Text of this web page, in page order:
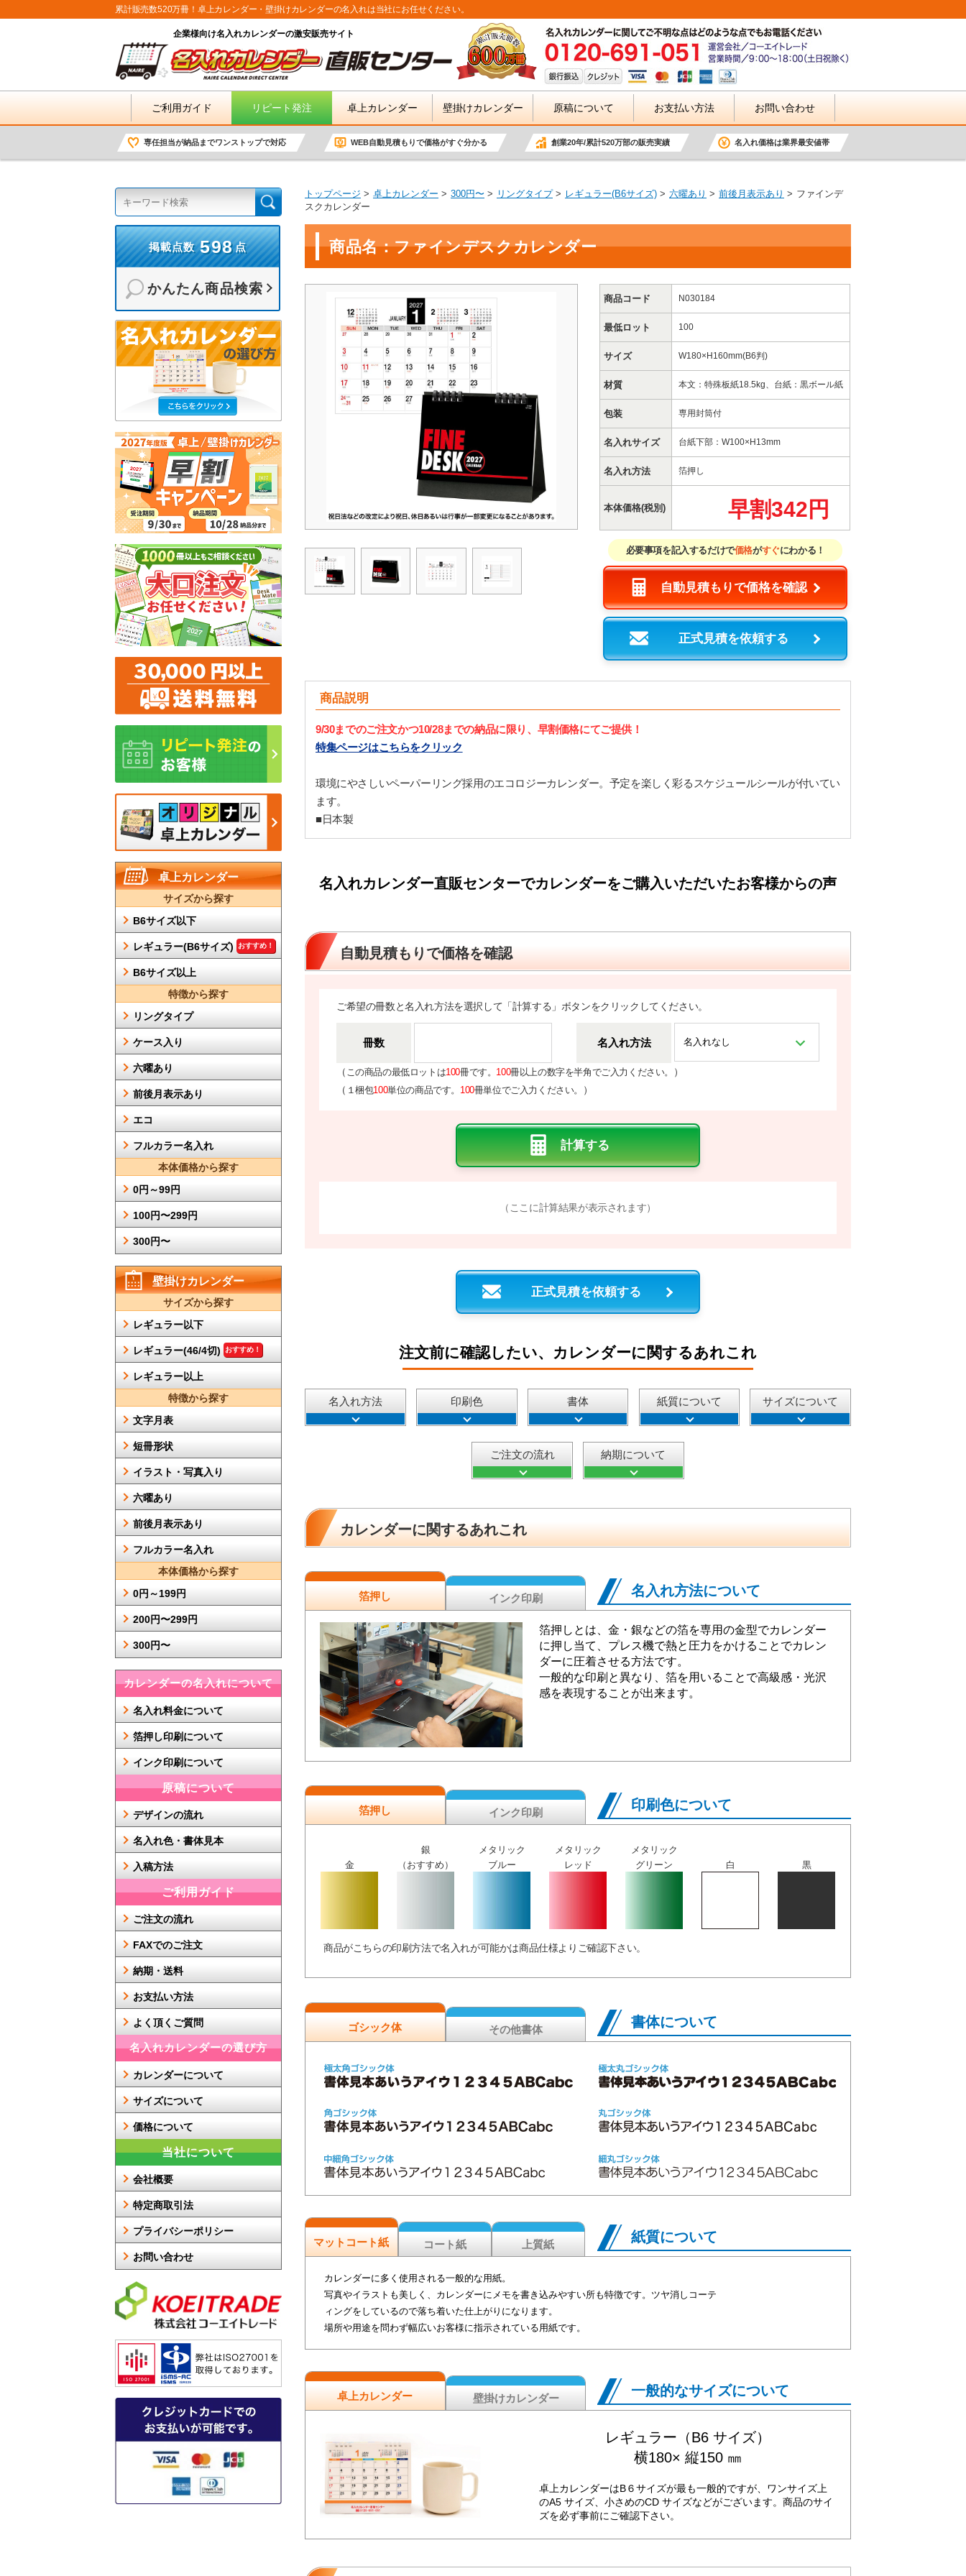
累計販売数520万冊！卓上カレンダー・壁掛けカレンダーの名入れは当社にお任せください。
企業様向け名入れカレンダーの激安販売サイト
ご利用ガイド リピート発注 卓上カレンダー 壁掛けカレンダー 原稿について お支払い方法 お問い合わせ
専任担当が納品までワンストップで対応 WEB自動見積もりで価格がすぐ分かる 創業20年/累計520万部の販売実績 名入れ価格は業界最安値帯
トップページ 卓上カレンダー 300円〜 リングタイプ レギュラー(B6サイズ) 六曜あり 前後月表示あり
ファインデ
スクカレンダー
商品名：ファインデスクカレンダー
商品コード N030184
最低ロット 100
サイズ W180×H160mm(B6判)
材質 本文：特殊板紙18.5kg、台紙：黒ボール紙
包装 専用封筒付
名入れサイズ 台紙下部：W100×H13mm
名入れ方法 箔押し
本体価格(税別) 早割342円
必要事項を記入するだけで価格がすぐにわかる！
自動見積もりで価格を確認
正式見積を依頼する
商品説明
9/30までのご注文かつ10/28までの納品に限り、早割価格にてご提供！
特集ページはこちらをクリック
環境にやさしいペーパーリング採用のエコロジーカレンダー。予定を楽しく彩るスケジュールシールが付いてい
ます。
■日本製
名入れカレンダー直販センターでカレンダーをご購入いただいたお客様からの声
自動見積もりで価格を確認
ご希望の冊数と名入れ方法を選択して「計算する」ボタンをクリックしてください。
冊数 名入れ方法
（ この商品の最低ロットは100冊です。 100冊以上の数字を半角でご入力ください。
）
（ １梱包100単位の商品です。 100冊単位でご入力ください。 ）
（ここに計算結果が表示されます）
正式見積を依頼する
注文前に確認したい、カレンダーに関するあれこれ
名入れ方法 印刷色 書体 紙質について サイズについて
ご注文の流れ 納期について
カレンダーに関するあれこれ
名入れ方法について
箔押し インク印刷
箔押しとは、金・銀などの箔を専用の金型でカレンダー
に押し当て、プレス機で熱と圧力をかけることでカレン
ダーに圧着させる方法です。
一般的な印刷と異なり、箔を用いることで高級感・光沢
感を表現することが出来ます。
印刷色について
箔押し インク印刷
金
銀
（おすすめ）
メタリック
ブルー
メタリック
レッド
メタリック
グリーン
白 黒
商品がこちらの印刷方法で名入れが可能かは商品仕様よりご確認下さい。
書体について
ゴシック体 その他書体
紙質について
マットコート紙 コート紙 上質紙
カレンダーに多く使用される一般的な用紙。
写真やイラストも美しく、カレンダーにメモを書き込みやすい所も特徴です。ツヤ消しコーテ
ィングをしているので落ち着いた仕上がりになります。
場所や用途を問わず幅広いお客様に指示されている用紙です。
一般的なサイズについて
卓上カレンダー 壁掛けカレンダー
レギュラー（B6 サイズ）
横180× 縦150 ㎜
卓上カレンダーはB６サイズが最も一般的ですが、ワンサイズ上
のA5 サイズ、小さめのCD サイズなどがございます。商品のサイ
ズを必ず事前にご確認下さい。
掲載点数 598点
かんたん商品検索
卓上カレンダー
サイズから探す
B6サイズ以下
レギュラー(B6サイズ) おすすめ！
B6サイズ以上
特徴から探す
リングタイプ
ケース入り
六曜あり
前後月表示あり
エコ
フルカラー名入れ
本体価格から探す
0円～99円
100円〜299円
300円〜
壁掛けカレンダー
サイズから探す
レギュラー以下
レギュラー(46/4切) おすすめ！
レギュラー以上
特徴から探す
文字月表
短冊形状
イラスト・写真入り
六曜あり
前後月表示あり
フルカラー名入れ
本体価格から探す
0円～199円
200円〜299円
300円〜
カレンダーの名入れについて
名入れ料金について
箔押し印刷について
インク印刷について
原稿について
デザインの流れ
名入れ色・書体見本
入稿方法
ご利用ガイド
ご注文の流れ
FAXでのご注文
納期・送料
お支払い方法
よく頂くご質問
名入れカレンダーの選び方
カレンダーについて
サイズについて
価格について
当社について
会社概要
特定商取引法
プライバシーポリシー
お問い合わせ